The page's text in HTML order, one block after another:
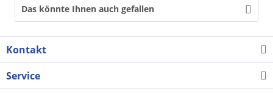
Das könnte Ihnen auch gefallen
Kontakt
Service